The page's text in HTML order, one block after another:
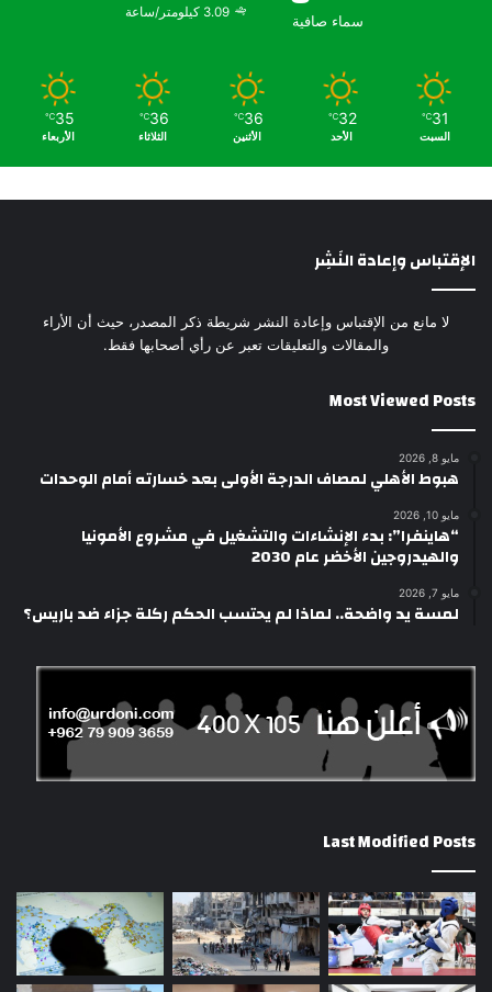
سماء صافية
3.09 كيلومتر/ساعة
31
℃
السبت
32
℃
الأحد
36
℃
الأثنين
36
℃
الثلاثاء
35
℃
الأربعاء
الإقتباس وإعادة النَشِر
لا مانع من الإقتباس وإعادة النشر شريطة ذكر المصدر، حيث أن الأراء
والمقالات والتعليقات تعبر عن رأي أصحابها فقط.
Most Viewed Posts
مايو 8, 2026
هبوط الأهلي لمصاف الدرجة الأولى بعد خسارته أمام الوحدات
مايو 10, 2026
“هاينفرا”: بدء الإنشاءات والتشغيل في مشروع الأمونيا
والهيدروجين الأخضر عام 2030
مايو 7, 2026
لمسة يد واضحة.. لماذا لم يحتسب الحكم ركلة جزاء ضد باريس؟
Last Modified Posts